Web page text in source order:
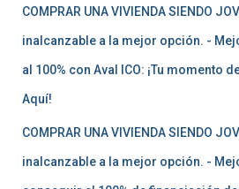
COMPRAR UNA VIVIENDA SIENDO
inalcanzable a la mejor opción. -
al 100% con Aval ICO: ¡Tu momento
Aquí!
COMPRAR UNA VIVIENDA SIENDO
inalcanzable a la mejor opción. -